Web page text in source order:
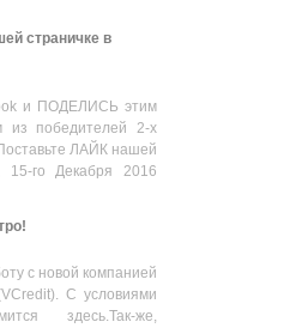
страничке в
и ПОДЕЛИСЬ этим
из победителей 2-х
ЛАЙК нашей
15-го Декабря 2016
с новой компанией
С условиями
здесь.Так-же,